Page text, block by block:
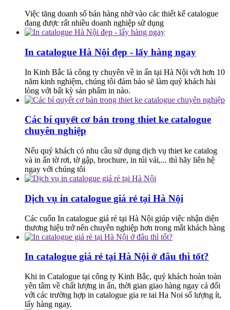
Việc tăng doanh số bán hàng nhờ vào các thiết kế catalogue
đang được rất nhiều doanh nghiệp sử dụng
In catalogue Hà Nội đẹp - lấy hàng ngay
In Kinh Bắc là công ty chuyên về in ấn tại Hà Nội với hơn 10
năm kinh nghiệm, chúng tôi đảm bảo sẽ làm quý khách hài
lòng với bất kỳ sản phẩm in nào.
Các bí quyết cơ bản trong thiet ke catalogue
chuyên nghiệp
Nếu quý khách có nhu cầu sử dụng dịch vụ thiet ke catalog
và in ấn tờ rơi, tờ gập, brochure, in túi vải,... thì hãy liên hệ
ngay với chúng tôi
Dịch vụ in catalogue giá rẻ tại Hà Nội
Các cuốn In catalogue giá rẻ tại Hà Nội giúp việc nhận diện
thương hiệu trở nên chuyên nghiệp hơn trong mắt khách hàng
In catalogue giá rẻ tại Hà Nội ở đâu thì tốt?
Khi in Catalogue tại công ty Kinh Bắc, quý khách hoàn toàn
yên tâm về chất lượng in ấn, thời gian giao hàng ngay cả đối
với các trường hợp in catalogue gia re tai Ha Noi số lượng ít,
lấy hàng ngay.